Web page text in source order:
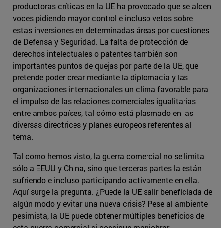
productoras críticas en la UE ha provocado que se alcen
voces pidiendo mayor control e incluso vetos sobre
estas inversiones en determinadas áreas por cuestiones
de Defensa y Seguridad. La falta de protección de
derechos intelectuales o patentes también son
importantes puntos de quejas por parte de la UE, que
pretende poder crear mediante la diplomacia y las
organizaciones internacionales un clima favorable para
el impulso de las relaciones comerciales igualitarias
entre ambos países, tal cómo está plasmado en las
diversas directrices y planes europeos referentes al
tema.
Tal como hemos visto, la guerra comercial no se limita
sólo a EEUU y China, sino que terceras partes la están
sufriendo e incluso participando activamente en ella.
Aquí surge la pregunta. ¿Puede la UE salir beneficiada de
algún modo y evitar una nueva crisis? Pese al ambiente
pesimista, la UE puede obtener múltiples beneficios de